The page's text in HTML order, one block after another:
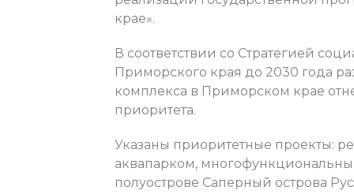
крае».
В соответствии со Стратегией
Приморского края до 2030 года
комплекса в Приморском крае
приоритета.
Указаны приоритетные проекты:
аквапарком,
полуострове Саперный острова